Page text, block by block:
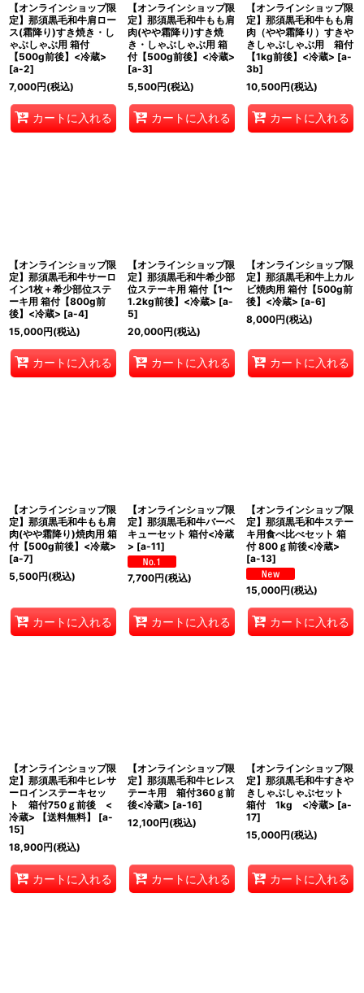
【オンラインショップ限
定】那須黒毛和牛肩ロー
ス(霜降り)すき焼き・し
ゃぶしゃぶ用 箱付
【500g前後】<冷蔵>
[a-2]
7,000円(税込)
カートに入れる
【オンラインショップ限
定】那須黒毛和牛もも肩
肉(やや霜降り)すき焼
き・しゃぶしゃぶ用 箱
付【500g前後】<冷蔵>
[a-3]
5,500円(税込)
カートに入れる
【オンラインショップ限
定】那須黒毛和牛もも肩
肉（やや霜降り）すきや
きしゃぶしゃぶ用 箱付
【1kg前後】<冷蔵> [a-
3b]
10,500円(税込)
カートに入れる
【オンラインショップ限
定】那須黒毛和牛サーロ
イン1枚＋希少部位ステ
ーキ用 箱付【800g前
後】<冷蔵> [a-4]
15,000円(税込)
カートに入れる
【オンラインショップ限
定】那須黒毛和牛希少部
位ステーキ用 箱付【1〜
1.2kg前後】<冷蔵> [a-
5]
20,000円(税込)
カートに入れる
【オンラインショップ限
定】那須黒毛和牛上カル
ビ焼肉用 箱付【500g前
後】<冷蔵> [a-6]
8,000円(税込)
カートに入れる
【オンラインショップ限
定】那須黒毛和牛もも肩
肉(やや霜降り)焼肉用 箱
付【500g前後】<冷蔵>
[a-7]
5,500円(税込)
カートに入れる
【オンラインショップ限
定】那須黒毛和牛バーベ
キューセット 箱付<冷蔵
> [a-11]
7,700円(税込)
カートに入れる
【オンラインショップ限
定】那須黒毛和牛ステー
キ用食べ比べセット 箱
付 800ｇ前後<冷蔵>
[a-13]
15,000円(税込)
カートに入れる
【オンラインショップ限
定】那須黒毛和牛ヒレサ
ーロインステーキセッ
ト 箱付750ｇ前後 <
冷蔵> 【送料無料】
[a-
15]
18,900円(税込)
カートに入れる
【オンラインショップ限
定】那須黒毛和牛ヒレス
テーキ用 箱付360ｇ前
後<冷蔵> [a-16]
12,100円(税込)
カートに入れる
【オンラインショップ限
定】那須黒毛和牛すきや
きしゃぶしゃぶセット
箱付 1kg <冷蔵> [a-
17]
15,000円(税込)
カートに入れる